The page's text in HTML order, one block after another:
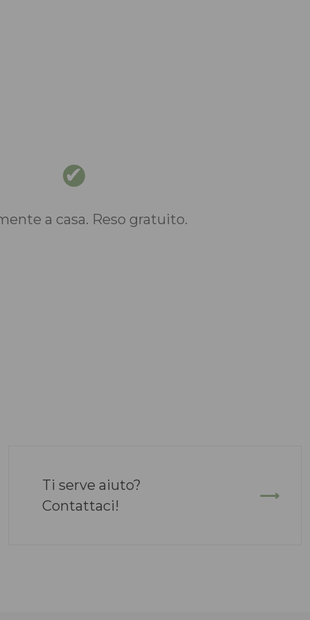
a casa. Reso gratuito.
Ti serve aiuto?
Contattaci!